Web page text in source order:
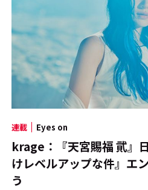
連載 Eyes on
krage：『天宮賜福 貮』
けレベルアップな件』エ
う